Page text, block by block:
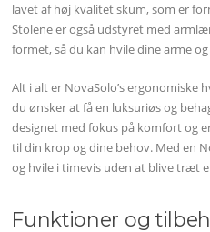
lavet af høj kvalitet skum, som er
Stolene er også udstyret med
formet, så du kan hvile dine arme
Alt i alt er NovaSolo’s ergonomiske
du ønsker at få en luksuriøs og
designet med fokus på komfort og
til din krop og dine behov. Med en
og hvile i timevis uden at blive træt
Funktioner og